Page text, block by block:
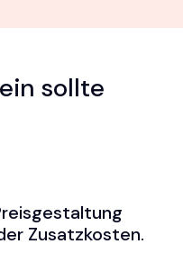
sollte
Zusatzkosten.